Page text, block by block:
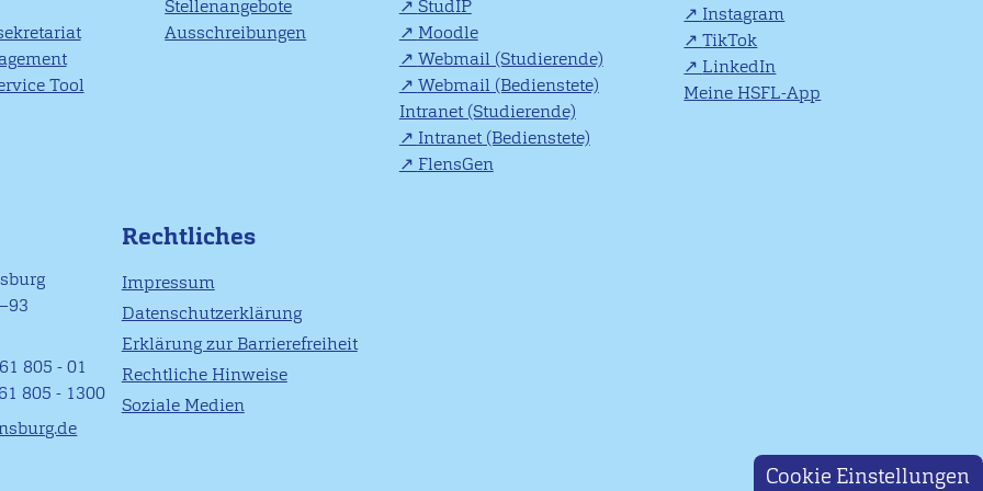
Tool
Stellenangebote
Ausschreibungen
StudIP
Moodle
Webmail (Studierende)
Webmail (Bedienstete)
Intranet (Studierende)
Intranet (Bedienstete)
FlensGen
Instagram
TikTok
LinkedIn
Meine HSFL-App
Cookie Einstellungen
805 - 01
805 - 1300
Rechtliches
Impressum
Datenschutzerklärung
Erklärung zur Barrierefreiheit
Rechtliche Hinweise
Soziale Medien